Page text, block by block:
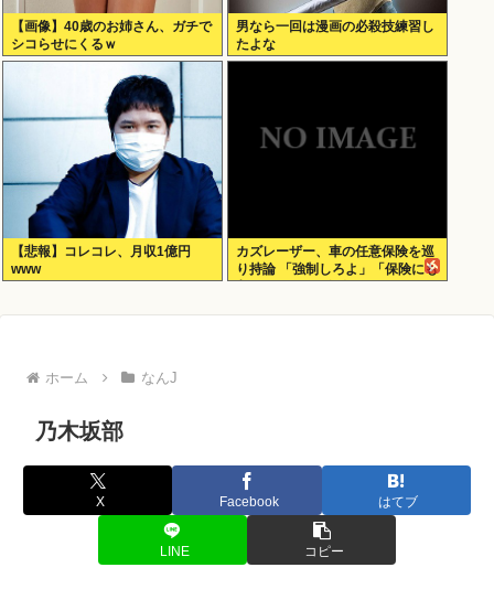
【画像】40歳のお姉さん、ガチで
シコらせにくるｗ
男なら一回は漫画の必殺技練習し
たよな
【悲報】コレコレ、月収1億円
www
カズレーザー、車の任意保険を巡
り持論 「強制しろよ」「保険にも
ホーム なんJ
乃木坂部
X Facebook はてブ
LINE コピー